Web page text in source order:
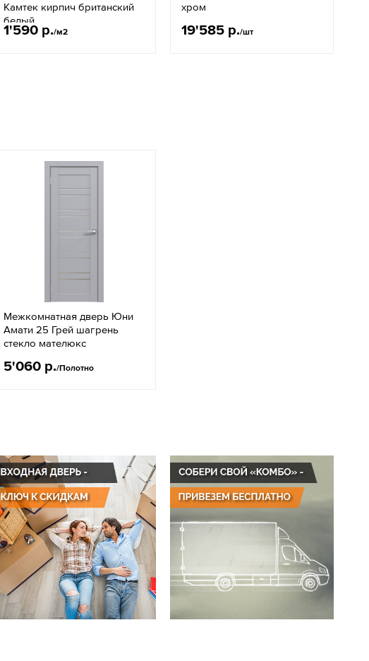
Камтек кирпич британский
белый
1'590 р./м2
хром
19'585 р./шт
Межкомнатная дверь Юни
Амати 25 Грей шагрень
стекло мателюкс
5'060 р./Полотно